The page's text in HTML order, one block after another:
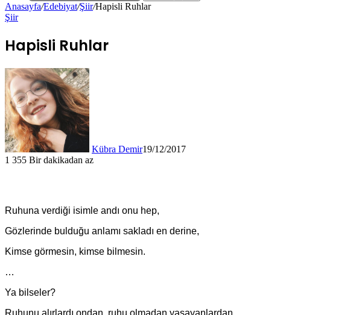
Anasayfa/Edebiyat/Şiir/Hapisli Ruhlar
Şiir
Hapisli Ruhlar
Kübra Demir19/12/2017
1 355 Bir dakikadan az
Ruhuna verdiği isimle andı onu hep,
Gözlerinde bulduğu anlamı sakladı en derine,
Kimse görmesin, kimse bilmesin.
…
Ya bilseler?
Ruhunu alırlardı ondan, ruhu olmadan yaşayanlardan.